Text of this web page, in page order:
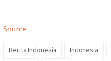
Source
Berita Indonesia Indonesia